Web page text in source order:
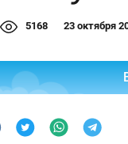
5168 23 октября